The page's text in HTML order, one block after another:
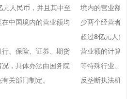
元人民币，并且其中至
中国境内的营业额均
、保险、证券、期货
，具体办法由国务院
关部门制定。
境内的营业额
少两个经营者
超过8亿元人民
营业额的计算
等特殊行业、
反垄断执法机